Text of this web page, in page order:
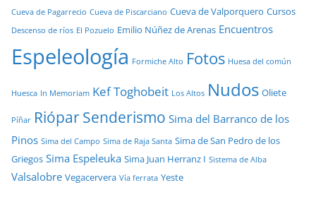
Cueva de Pagarrecio Cueva de Piscarciano Cueva de Valporquero Cursos
Descenso de ríos El Pozuelo Emilio Núñez de Arenas Encuentros
Espeleología Formiche Alto Fotos Huesa del común
Huesca In Memoriam Kef Toghobeit Los Altos Nudos Oliete
Píñar RióparSenderismo Sima del Barranco de los
Pinos Sima del Campo Sima de Raja Santa Sima de San Pedro de los
Griegos Sima Espeleuka Sima Juan Herranz I Sistema de Alba
Valsalobre Vegacervera Vía ferrata Yeste